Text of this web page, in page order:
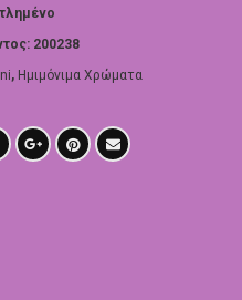
200238
, Ημιμόνιμα Χρώματα